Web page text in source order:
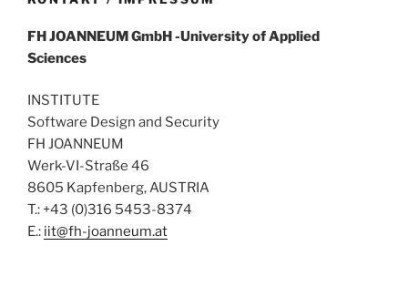
FHJOANNEUMGmbH-University of Applied
Sciences
INSTITUTE
Software Design and Security
FH JOANNEUM
Werk-VI-Straße 46
8605 Kapfenberg, AUSTRIA
T.: +43 (0)316 5453-8374
E.: iit@fh-joanneum.at